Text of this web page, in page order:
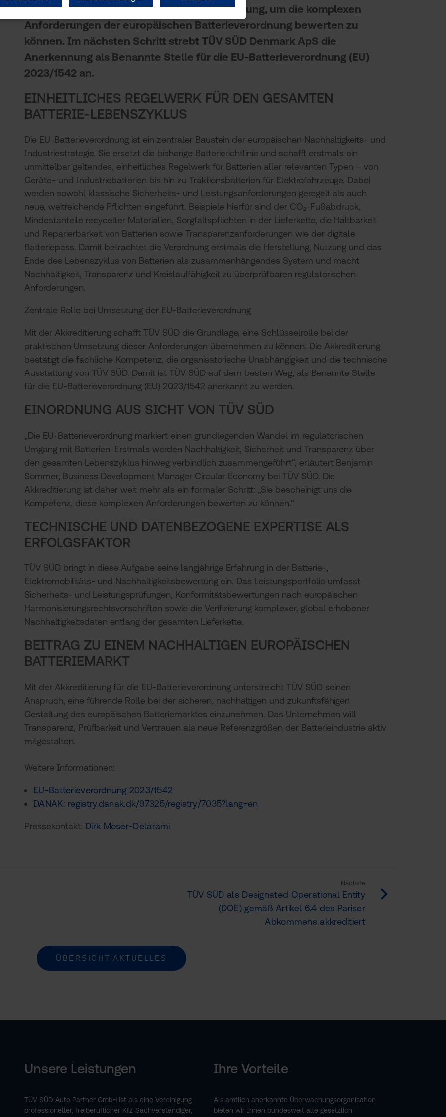
Unabhängigkeit und die technische Ausstattung, um die komplexen
Anforderungen der europäischen Batterieverordnung bewerten zu
können. Im nächsten Schritt strebt TÜV SÜD Denmark ApS die
Anerkennung als Benannte Stelle für die EU-Batterieverordnung (EU)
2023/1542 an.
EINHEITLICHES REGELWERK FÜR DEN GESAMTEN
BATTERIE-LEBENSZYKLUS
Die EU-Batterieverordnung ist ein zentraler Baustein der europäischen Nachhaltigkeits- und
Industriestrategie. Sie ersetzt die bisherige Batterierichtlinie und schafft erstmals ein
unmittelbar geltendes, einheitliches Regelwerk für Batterien aller relevanten Typen – von
Geräte- und Industriebatterien bis hin zu Traktionsbatterien für Elektrofahrzeuge. Dabei
werden sowohl klassische Sicherheits- und Leistungsanforderungen geregelt als auch
neue, weitreichende Pflichten eingeführt. Beispiele hierfür sind der CO₂-Fußabdruck,
Mindestanteile recycelter Materialien, Sorgfaltspflichten in der Lieferkette, die Haltbarkeit
und Reparierbarkeit von Batterien sowie Transparenzanforderungen wie der digitale
Batteriepass. Damit betrachtet die Verordnung erstmals die Herstellung, Nutzung und das
Ende des Lebenszyklus von Batterien als zusammenhängendes System und macht
Nachhaltigkeit, Transparenz und Kreislauffähigkeit zu überprüfbaren regulatorischen
Anforderungen.
Zentrale Rolle bei Umsetzung der EU-Batterieverordnung
Mit der Akkreditierung schafft TÜV SÜD die Grundlage, eine Schlüsselrolle bei der
praktischen Umsetzung dieser Anforderungen übernehmen zu können. Die Akkreditierung
bestätigt die fachliche Kompetenz, die organisatorische Unabhängigkeit und die technische
Ausstattung von TÜV SÜD. Damit ist TÜV SÜD auf dem besten Weg, als Benannte Stelle
für die EU-Batterieverordnung (EU) 2023/1542 anerkannt zu werden.
EINORDNUNG AUS SICHT VON TÜV SÜD
„Die EU-Batterieverordnung markiert einen grundlegenden Wandel im regulatorischen
Umgang mit Batterien. Erstmals werden Nachhaltigkeit, Sicherheit und Transparenz über
den gesamten Lebenszyklus hinweg verbindlich zusammengeführt“, erläutert Benjamin
Sommer, Business Development Manager Circular Economy bei TÜV SÜD. Die
Akkreditierung ist daher weit mehr als ein formaler Schritt: „Sie bescheinigt uns die
Kompetenz, diese komplexen Anforderungen bewerten zu können.“
TECHNISCHE UND DATENBEZOGENE EXPERTISE ALS
ERFOLGSFAKTOR
TÜV SÜD bringt in diese Aufgabe seine langjährige Erfahrung in der Batterie-,
Elektromobilitäts- und Nachhaltigkeitsbewertung ein. Das Leistungsportfolio umfasst
Sicherheits- und Leistungsprüfungen, Konformitätsbewertungen nach europäischen
Harmonisierungsrechtsvorschriften sowie die Verifizierung komplexer, global erhobener
Nachhaltigkeitsdaten entlang der gesamten Lieferkette.
BEITRAG ZU EINEM NACHHALTIGEN EUROPÄISCHEN
BATTERIEMARKT
Mit der Akkreditierung für die EU-Batterieverordnung unterstreicht TÜV SÜD seinen
Anspruch, eine führende Rolle bei der sicheren, nachhaltigen und zukunftsfähigen
Gestaltung des europäischen Batteriemarktes einzunehmen. Das Unternehmen will
Transparenz, Prüfbarkeit und Vertrauen als neue Referenzgrößen der Batterieindustrie aktiv
mitgestalten.
Weitere Informationen:
EU-Batterieverordnung 2023/1542
DANAK: registry.danak.dk/97325/registry/7035?lang=en
Pressekontakt: Dirk Moser-Delarami
Nächste
TÜV SÜD als Designated Operational Entity
(DOE) gemäß Artikel 6.4 des Pariser
Abkommens akkreditiert
ÜBERSICHT AKTUELLES
Unsere Leistungen
TÜV SÜD Auto Partner GmbH ist als eine Vereinigung
professioneller, freiberuflicher Kfz-Sachverständiger,
Ihre Vorteile
Als amtlich anerkannte Überwachungsorganisation
bieten wir Ihnen bundesweit alle gesetzlich